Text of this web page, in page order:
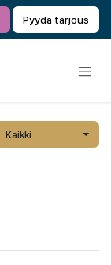
Pyydä tarjous
Kaikki